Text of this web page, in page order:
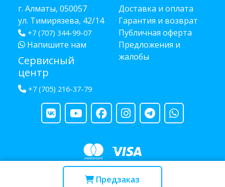
Предзаказ
г. Алматы, 050057
ул. Тимирязева, 42/14
+7 (707) 344-99-07
Напишите нам
Сервисный
центр
+7 (705) 216-37-79
Доставка и оплата
Гарантия и возврат
Публичная оферта
Предложения и
жалобы
Copyright © 2013 - 2026 RUBA - разработано